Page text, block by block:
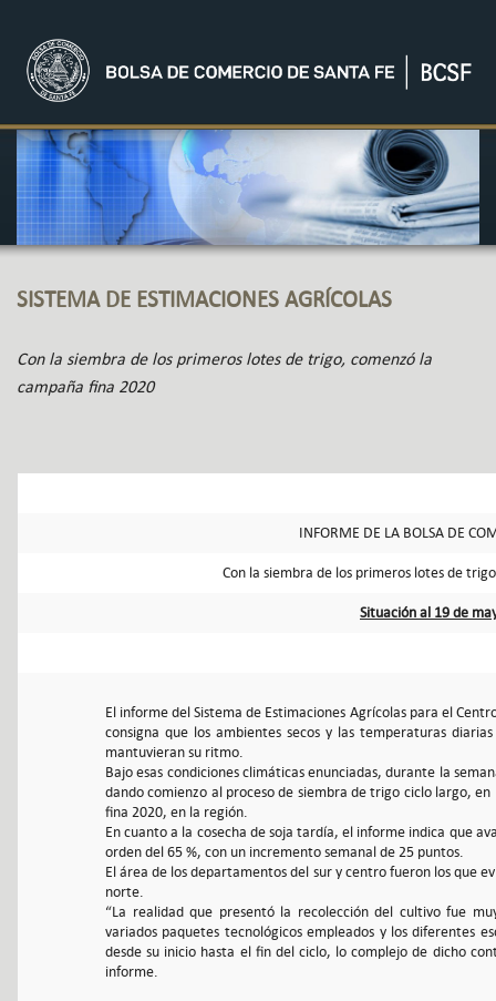
SISTEMA DE ESTIMACIONES AGRÍCOLAS
Con la siembra de los primeros lotes de trigo, comenzó la
campaña fina 2020
INFORME DE LA BOLSA DE
Con la siembra de los primeros lotes de
Situación al 19 de
El informe del Sistema de Estimaciones Agrícolas para el
consigna que los ambientes secos y las temperaturas
mantuvieran su ritmo.
Bajo esas condiciones climáticas enunciadas, durante la
dando comienzo al proceso de siembra de trigo ciclo largo,
fina 2020, en la región.
En cuanto a la cosecha de soja tardía, el informe indica que
orden del 65 %, con un incremento semanal de 25 puntos.
El área de los departamentos del sur y centro fueron los que
norte.
“La realidad que presentó la recolección del cultivo fue
variados paquetes tecnológicos empleados y los diferentes
desde su inicio hasta el fin del ciclo, lo complejo de dicho
informe.